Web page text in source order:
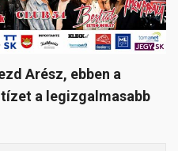
Arész, ebben a
a legizgalmasabb